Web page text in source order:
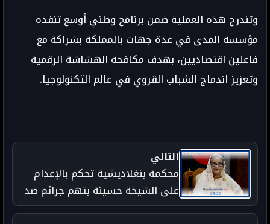
وتندرج هذه العملية ضمن برنامج وطني أوسع تنفذه
مؤسسة المدى في عدة جهات بالمملكة بشراكة مع
فاعلين اقتصاديين، بهدف مكافحة الهشاشة الرقمية
وتعزيز اندماج الشباب القروي في عالم التكنولوجيا.
التالي
محكمة بنغلاديشية تحكم بالإعدام
على الشيخة حسينة بتهم جرائم ضد
الإنسانية في انتفاضة 2024